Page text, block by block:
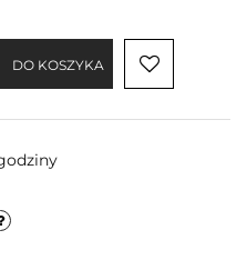
DO KOSZYKA